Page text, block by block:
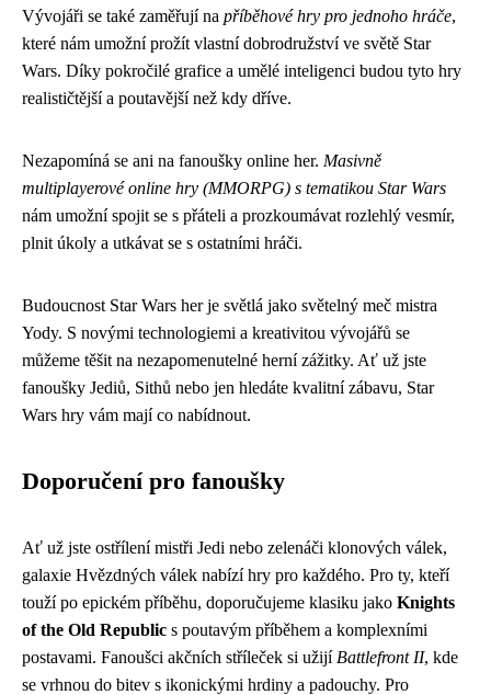
Vývojáři se také zaměřují na příběhové hry pro jednoho hráče,
které nám umožní prožít vlastní dobrodružství ve světě Star
Wars. Díky pokročilé grafice a umělé inteligenci budou tyto hry
realističtější a poutavější než kdy dříve.
Nezapomíná se ani na fanoušky online her. Masivně
multiplayerové online hry (MMORPG) s tematikou Star Wars
nám umožní spojit se s přáteli a prozkoumávat rozlehlý vesmír,
plnit úkoly a utkávat se s ostatními hráči.
Budoucnost Star Wars her je světlá jako světelný meč mistra
Yody. S novými technologiemi a kreativitou vývojářů se
můžeme těšit na nezapomenutelné herní zážitky. Ať už jste
fanoušky Jediů, Sithů nebo jen hledáte kvalitní zábavu, Star
Wars hry vám mají co nabídnout.
Doporučení pro fanoušky
Ať už jste ostřílení mistři Jedi nebo zelenáči klonových válek,
galaxie Hvězdných válek nabízí hry pro každého. Pro ty, kteří
touží po epickém příběhu, doporučujeme klasiku jako Knights
of the Old Republic s poutavým příběhem a komplexními
postavami. Fanoušci akčních stříleček si užijí Battlefront II, kde
se vrhnou do bitev s ikonickými hrdiny a padouchy. Pro